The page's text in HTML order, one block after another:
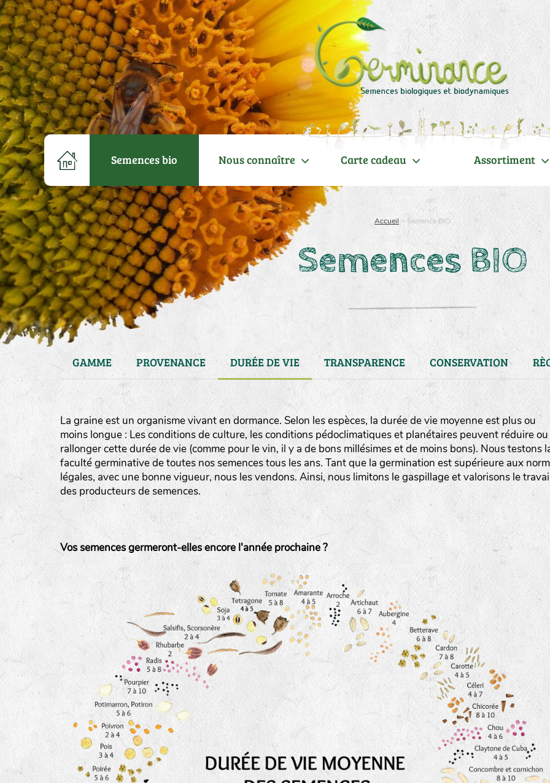
Semences bio Nous connaître Carte cadeau Assortiment
Accueil > Semence BIO
Semences BIO
GAMME PROVENANCE DURÉE DE VIE TRANSPARENCE CONSERVATION
La graine est un organisme vivant en dormance. Selon les espèces, la durée de vie moyenne est plus ou
moins longue : Les conditions de culture, les conditions pédoclimatiques et planétaires peuvent réduire ou
rallonger cette durée de vie (comme pour le vin, il y a de bons millésimes et de moins bons). Nous testons
faculté germinative de toutes nos semences tous les ans. Tant que la germination est supérieure aux
légales, avec une bonne vigueur, nous les vendons. Ainsi, nous limitons le gaspillage et valorisons le
des producteurs de semences.
Vos semences germeront-elles encore l'année prochaine ?
LA RÉFÉRENCE :
20BPA1A (en haut à
F : Fleurs.
Les autres catégories étant :
E: Engrais vert
L: Légumes
A
: Aromatiques
BEL : Code de la variété(Ici Belle de nuit)
20 : Année de récolte (ici 2020)
BPA : Initiales du producteur ou du fournisseur de
semence.
1 : Numéro d’ordre du lot
A : Sans calibre.
haies
zone sauvage
mare
tas de compost
fleurs
animaux domestiques
animaux sauvages
biodiversité cultivée